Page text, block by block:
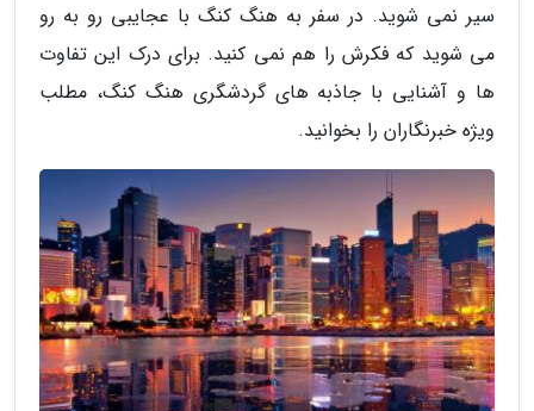
سیر نمی شوید. در سفر به هنگ کنگ با عجایبی رو به رو
می شوید که فکرش را هم نمی کنید. برای درک این تفاوت
ها و آشنایی با جاذبه های گردشگری هنگ کنگ، مطلب
ویژه خبرنگاران را بخوانید.